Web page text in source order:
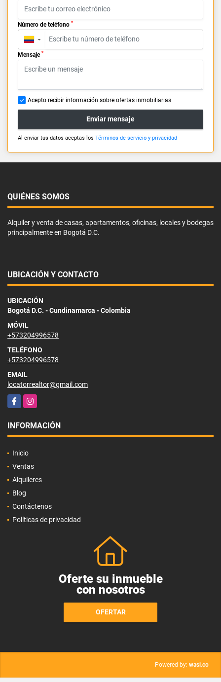
Número de teléfono *
▼
Mensaje *
Acepto recibir información sobre ofertas inmobiliarias
Enviar mensaje
Al enviar tus datos aceptas los Términos de servicio y privacidad
QUIÉNES SOMOS
Alquiler y venta de casas, apartamentos, oficinas, locales y bodegas
principalmente en Bogotá D.C.
UBICACIÓN Y CONTACTO
UBICACIÓN
Bogotá D.C. - Cundinamarca - Colombia
MÓVIL
+573204996578
TELÉFONO
+573204996578
EMAIL
locatorrealtor@gmail.com
FacebookInstagram
INFORMACIÓN
Inicio
Ventas
Alquileres
Blog
Contáctenos
Políticas de privacidad
Oferte su inmueble
con nosotros
OFERTAR
Powered by: wasi.co